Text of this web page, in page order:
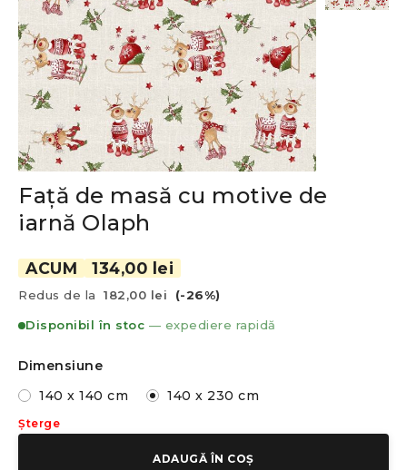
Față de masă cu motive de
iarnă Olaph
ACUM 134,00 lei
Redus de la 182,00 lei (-26%)
Disponibil în stoc — expediere rapidă
Dimensiune
140 x 140 cm
140 x 230 cm
Șterge
ADAUGĂ ÎN COȘ